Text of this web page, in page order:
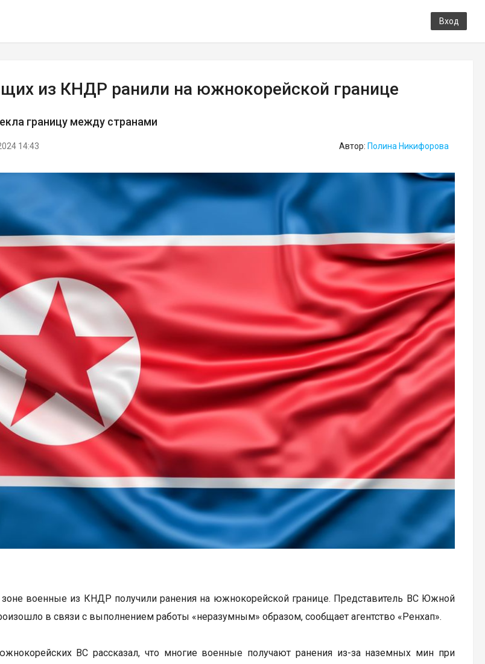
Вход
из КНДР ранили на южнокорейской границе
границу между странами
14:43 Автор: Полина Никифорова
зоне военные из КНДР получили ранения на южнокорейской границе. Представитель ВС Южной
в связи с выполнением работы «неразумным» образом, сообщает агентство «Ренхап».
ВС рассказал, что многие военные получают ранения из-за наземных мин при